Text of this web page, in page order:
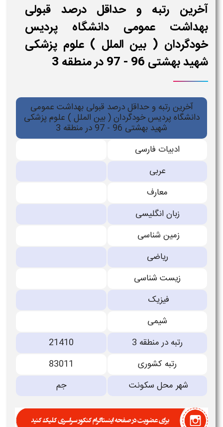
آخرین رتبه و حداقل درصد قبولی
بهداشت عمومی دانشگاه پردیس
خودگردان ( بین الملل ) علوم پزشکی
شهید بهشتی 96 - 97 در منطقه 3
آخرین رتبه و حداقل درصد قبولی بهداشت عمومی
دانشگاه پردیس خودگردان ( بین الملل ) علوم پزشکی
شهید بهشتی 96 - 97 در منطقه 3
ادبیات فارسی
عربی
معارف
زبان انگلیسی
زمین شناسی
ریاضی
زیست شناسی
فیزیک
شیمی
رتبه در منطقه 3
21410
رتبه کشوری
83011
شهر محل سکونت
جم